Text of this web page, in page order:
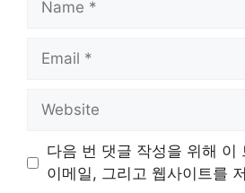
Email
Website
다음 번 댓글 작성을 위해 이
이메일, 그리고 웹사이트를